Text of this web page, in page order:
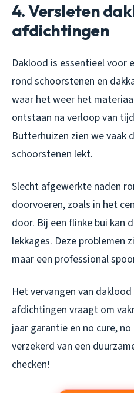
4. Versleten
afdichtingen
Daklood is essentieel voor
rond schoorstenen en
waar het weer het
ontstaan na verloop van
Butterhuizen zien we vaak
schoorstenen lekt.
Slecht afgewerkte naden
doorvoeren, zoals in het
door. Bij een flinke bui kan
lekkages. Deze problemen
maar een professional
Het vervangen van
afdichtingen vraagt om
jaar garantie en no cure,
verzekerd van een
checken!